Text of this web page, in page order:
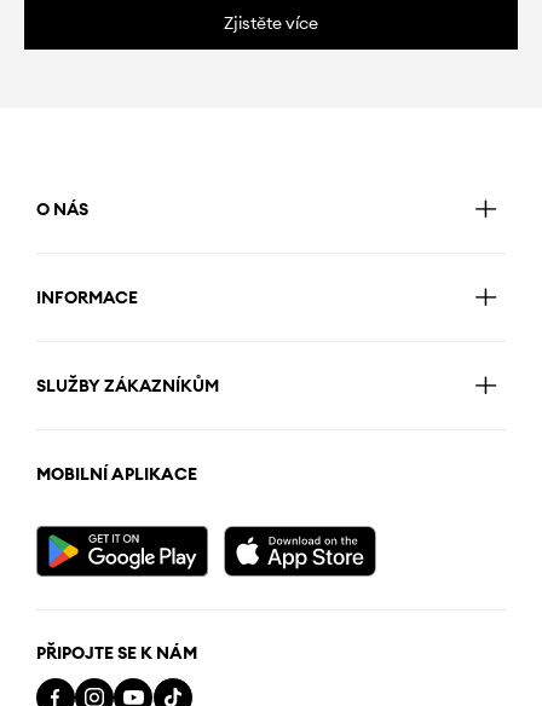
Zjistěte více
O NÁS
INFORMACE
SLUŽBY ZÁKAZNÍKŮM
MOBILNÍ APLIKACE
PŘIPOJTE SE K NÁM